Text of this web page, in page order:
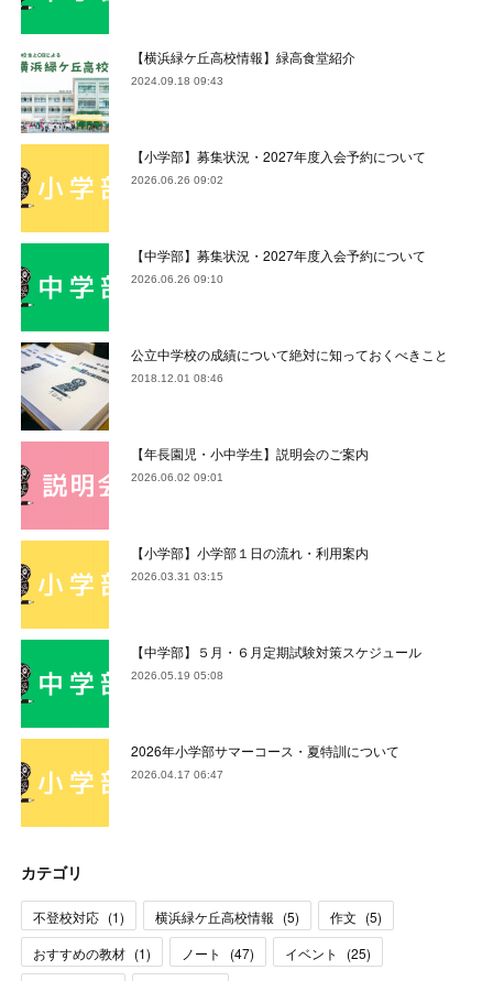
【横浜緑ケ丘高校情報】緑高食堂紹介
2024.09.18 09:43
【小学部】募集状況・2027年度入会予約について
2026.06.26 09:02
【中学部】募集状況・2027年度入会予約について
2026.06.26 09:10
公立中学校の成績について絶対に知っておくべきこと
2018.12.01 08:46
【年長園児・小中学生】説明会のご案内
2026.06.02 09:01
【小学部】小学部１日の流れ・利用案内
2026.03.31 03:15
【中学部】５月・６月定期試験対策スケジュール
2026.05.19 05:08
2026年小学部サマーコース・夏特訓について
2026.04.17 06:47
カテゴリ
不登校対応 (1) 横浜緑ケ丘高校情報 (5) 作文 (5)
おすすめの教材 (1) ノート (47) イベント (25)